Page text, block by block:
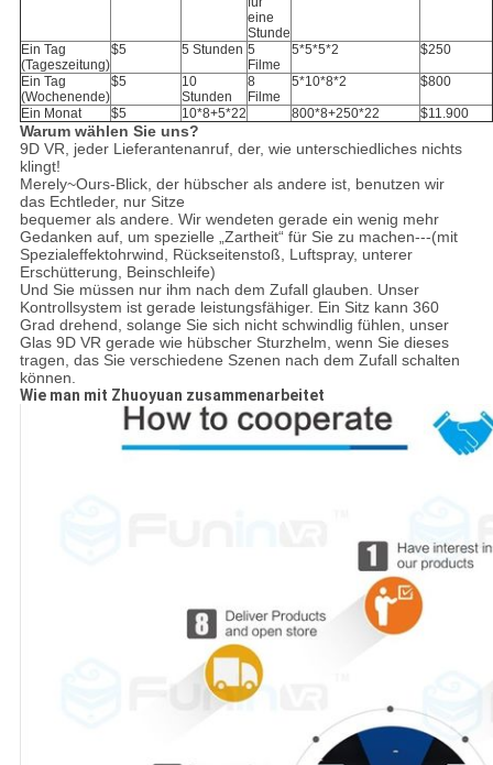
eine
Stunde
Ein Tag
(Tageszeitung)
$5 5 Stunden 5
Filme
5*5*5*2 $250
Ein Tag
(Wochenende)
$5
10
Stunden
8
Filme
5*10*8*2 $800
Ein Monat $5 10*8+5*22 800*8+250*22 $11.900
Warum wählen Sie uns?
9D VR, jeder Lieferantenanruf, der, wie unterschiedliches nichts
klingt!
Merely~Ours-Blick, der hübscher als andere ist, benutzen wir
das Echtleder, nur Sitze
bequemer als andere. Wir wendeten gerade ein wenig mehr
Gedanken auf, um spezielle „Zartheit“ für Sie zu machen---(mit
Spezialeffektohrwind, Rückseitenstoß, Luftspray, unterer
Erschütterung, Beinschleife)
Und Sie müssen nur ihm nach dem Zufall glauben. Unser
Kontrollsystem ist gerade leistungsfähiger. Ein Sitz kann 360
Grad drehend, solange Sie sich nicht schwindlig fühlen, unser
Glas 9D VR gerade wie hübscher Sturzhelm, wenn Sie dieses
tragen, das Sie verschiedene Szenen nach dem Zufall schalten
können.
Wie man mit Zhuoyuan zusammenarbeitet